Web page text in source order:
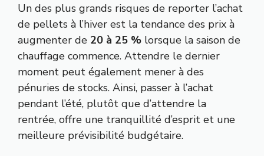
Un des plus grands risques de reporter l’achat
de pellets à l’hiver est la tendance des prix à
augmenter de 20 à 25 % lorsque la saison de
chauffage commence. Attendre le dernier
moment peut également mener à des
pénuries de stocks. Ainsi, passer à l’achat
pendant l’été, plutôt que d’attendre la
rentrée, offre une tranquillité d’esprit et une
meilleure prévisibilité budgétaire.